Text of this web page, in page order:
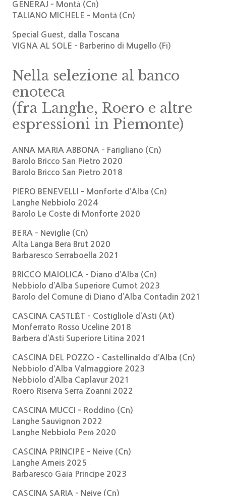
GENERAJ – Montà (Cn)
TALIANO MICHELE – Montà (Cn)
Special Guest, dalla Toscana
VIGNA AL SOLE – Barberino di Mugello (Fi)
Nella selezione al banco
enoteca
(fra Langhe, Roero e altre
espressioni in Piemonte)
ANNA MARIA ABBONA – Farigliano (Cn)
Barolo Bricco San Pietro 2020
Barolo Bricco San Pietro 2018
PIERO BENEVELLI – Monforte d’Alba (Cn)
Langhe Nebbiolo 2024
Barolo Le Coste di Monforte 2020
BERA – Neviglie (Cn)
Alta Langa Bera Brut 2020
Barbaresco Serraboella 2021
BRICCO MAIOLICA – Diano d’Alba (Cn)
Nebbiolo d’Alba Superiore Cumot 2023
Barolo del Comune di Diano d’Alba Contadin 2021
CASCINA CASTLÈT – Costigliole d’Asti (At)
Monferrato Rosso Uceline 2018
Barbera d’Asti Superiore Litina 2021
CASCINA DEL POZZO – Castellinaldo d’Alba (Cn)
Nebbiolo d’Alba Valmaggiore 2023
Nebbiolo d’Alba Caplavur 2021
Roero Riserva Serra Zoanni 2022
CASCINA MUCCI – Roddino (Cn)
Langhe Sauvignon 2022
Langhe Nebbiolo Però 2020
CASCINA PRINCIPE – Neive (Cn)
Langhe Arneis 2025
Barbaresco Gaia Principe 2023
CASCINA SARIA – Neive (Cn)